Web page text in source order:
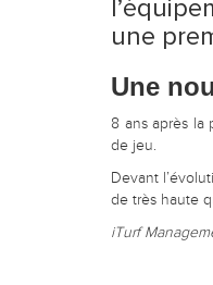
une
Une
8 ans après la
de jeu.
Devant
de très haute
iTurf